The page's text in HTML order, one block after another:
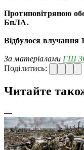
Протиповітряною
БпЛА.
Відбулося влучання
За матеріалами ГШ
Поділитись:
Читайте
—